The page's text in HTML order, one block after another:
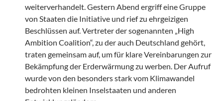
weiterverhandelt. Gestern Abend ergriff eine Gruppe
von Staaten die Initiative und rief zu ehrgeizigen
Beschlüssen auf. Vertreter der sogenannten „High
Ambition Coalition“, zu der auch Deutschland gehört,
traten gemeinsam auf, um für klare Vereinbarungen zur
Bekämpfung der Erderwärmung zu werben. Der Aufruf
wurde von den besonders stark vom Klimawandel
bedrohten kleinen Inselstaaten und anderen